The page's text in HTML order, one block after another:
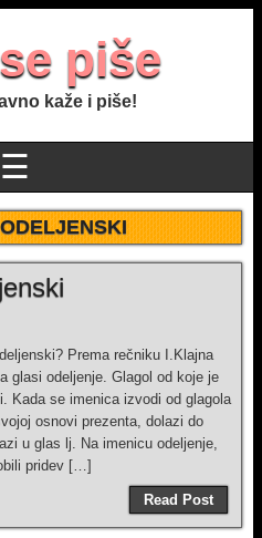
piše
kaže i piše!
☰
ODELJENSKI
Prema rečniku I.Klajna
glasi odeljenje. Glagol od koje je
Kada se imenica izvodi od glagola
osnovi prezenta, dolazi do
u glas lj. Na imenicu odeljenje,
pridev […]
Read Post